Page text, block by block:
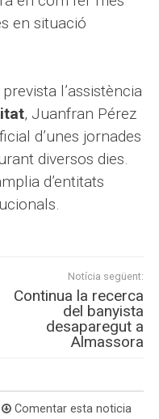
en situació
l’assistència
, Juanfran Pérez
d’unes jornades
diversos dies.
d’entitats
Notícia següent:
Continua la recerca
del banyista
desaparegut a
Almassora
Comentar esta noticia